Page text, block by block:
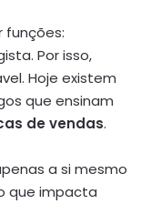
funções:
Por isso,
Hoje existem
que ensinam
de vendas.
a si mesmo
que impacta